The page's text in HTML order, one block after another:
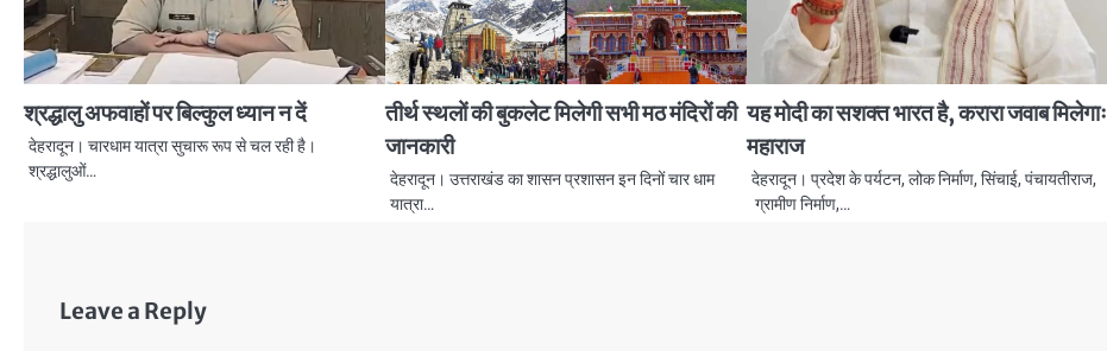
श्रद्धालु अफवाहों पर बिल्कुल ध्यान न दें
देहरादून। चारधाम यात्रा सुचारू रूप से चल रही है।
श्रद्धालुओं…
तीर्थ स्थलों की बुकलेट मिलेगी सभी मठ मंदिरों की
जानकारी
देहरादून। उत्तराखंड का शासन प्रशासन इन दिनों चार धाम
यात्रा…
यह मोदी का सशक्त भारत है, करारा जवाब मिलेगाः
महाराज
देहरादून। प्रदेश के पर्यटन, लोक निर्माण, सिंचाई, पंचायतीराज,
ग्रामीण निर्माण,…
Leave a Reply